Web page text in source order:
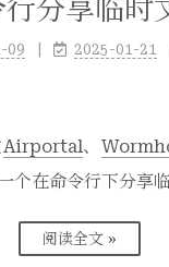
分享临时
09 2025-01-21
Airportal、
个在命令行下分享
阅读全文 »